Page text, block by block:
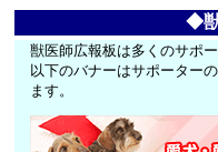
◆
獣医師広報板は多くのサポ
以下のバナーはサポーター
ます。